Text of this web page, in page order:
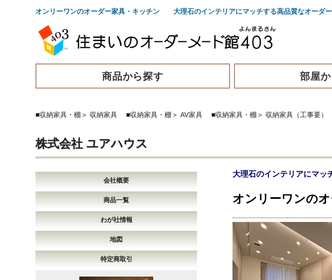
オンリーワンのオーダー家具・キッチン 大理石のインテリアにマッチする高品質なオーダー
商品から探す 部屋
■収納家具・棚 ＞ 収納家具 ■収納家具・棚 ＞ AV家具 ■収納家具・棚 ＞ 収納家具（工事要）
株式会社 ユアハウス
会社概要
商品一覧
わが社情報
地図
特定商取引
大理石のインテリアにマッ
オンリーワンの